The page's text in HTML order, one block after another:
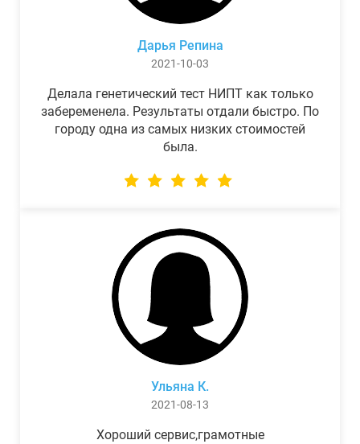
Дарья Репина
2021-10-03
Делала генетический тест НИПТ как только
забеременела. Результаты отдали быстро. По
городу одна из самых низких стоимостей
была.
Ульяна К.
2021-08-13
Хороший сервис,грамотные